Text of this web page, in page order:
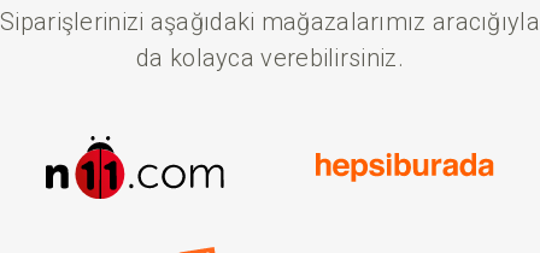
Siparişlerinizi aşağıdaki mağazalarımız aracığıyla
da kolayca verebilirsiniz.